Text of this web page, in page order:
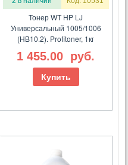
Тонер WT HP LJ
Универсальный 1005/1006
(HB10.2). Profitoner, 1кг
1 455.00 руб.
Купить